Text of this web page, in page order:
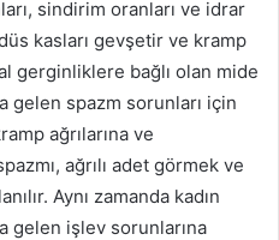
sindirim oranları ve idrar
kasları gevşetir ve kramp
gerginliklere bağlı olan mide
gelen spazm sorunları için
ağrılarına ve
ağrılı adet görmek ve
Aynı zamanda kadın
gelen işlev sorunlarına